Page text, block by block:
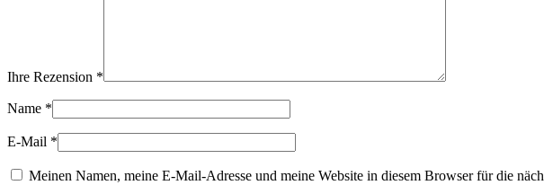
Saucenflaschen(24)
Ihre Rezension *
Name *
E-Mail *
Meinen Namen, meine E-Mail-Adresse und meine Website in diesem Browser für die